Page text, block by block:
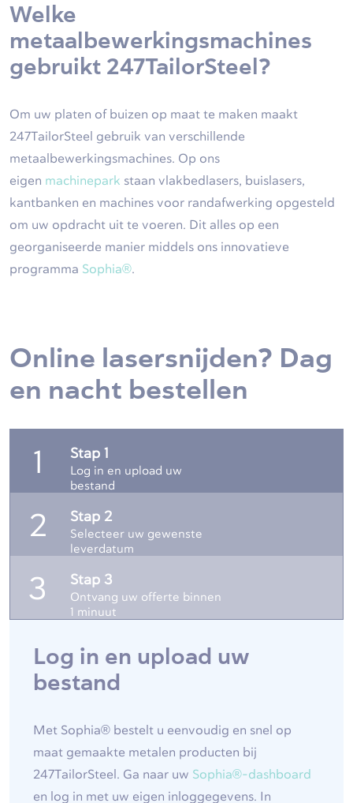
Welke
metaalbewerkingsmachines
gebruikt 247TailorSteel?
Om uw platen of buizen op maat te maken maakt
247TailorSteel gebruik van verschillende
metaalbewerkingsmachines. Op ons
eigen machinepark staan vlakbedlasers, buislasers,
kantbanken en machines voor randafwerking opgesteld
om uw opdracht uit te voeren. Dit alles op een
georganiseerde manier middels ons innovatieve
programma Sophia®.
Online lasersnijden? Dag
en nacht bestellen
1 Stap 1
Log in en upload uw
bestand
2 Stap 2
Selecteer uw gewenste
leverdatum
3 Stap 3
Ontvang uw offerte binnen
1 minuut
Log in en upload uw
bestand
Met Sophia® bestelt u eenvoudig en snel op
maat gemaakte metalen producten bij
247TailorSteel. Ga naar uw Sophia®-dashboard
en log in met uw eigen inloggegevens. In